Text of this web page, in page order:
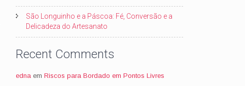
São Longuinho e a Páscoa: Fé, Conversão e a
Delicadeza do Artesanato
Recent Comments
edna em Riscos para Bordado em Pontos Livres